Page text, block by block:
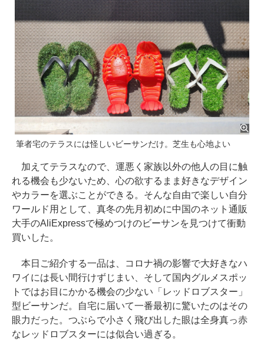
筆者宅のテラスには怪しいビーサンだけ。芝生も心地よい
加えてテラスなので、運悪く家族以外の他人の目に触
れる機会も少ないため、心の欲するまま好きなデザイン
やカラーを選ぶことができる。そんな自由で楽しい自分
ワールド用として、真冬の先月初めに中国のネット通販
大手のAliExpressで極めつけのビーサンを見つけて衝動
買いした。
本日ご紹介する一品は、コロナ禍の影響で大好きなハ
ワイには長い間行けずじまい、そして国内グルメスポッ
トではお目にかかる機会の少ない「レッドロブスター」
型ビーサンだ。自宅に届いて一番最初に驚いたのはその
眼力だった。つぶらで小さく飛び出した眼は全身真っ赤
なレッドロブスターには似合い過ぎる。